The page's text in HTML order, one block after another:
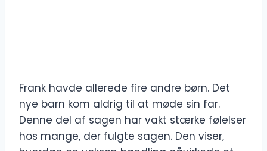
Frank havde allerede fire andre børn. Det
nye barn kom aldrig til at møde sin far.
Denne del af sagen har vakt stærke følelser
hos mange, der fulgte sagen. Den viser,